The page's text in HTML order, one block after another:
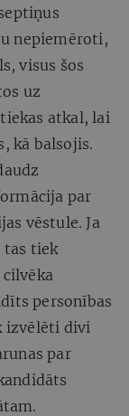
nepiemēroti,
visus šos
uz
atkal, lai
kā balsojis.
par
vēstule. Ja
tas tiek
personības
izvēlēti divi
par